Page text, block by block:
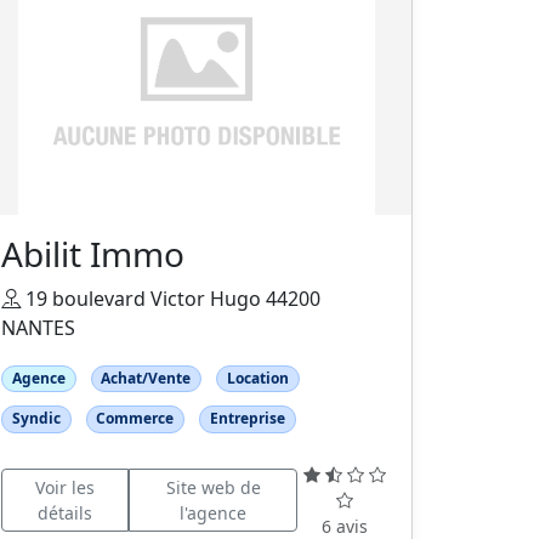
Abilit Immo
19 boulevard Victor Hugo 44200
NANTES
Agence Achat/Vente
Location
Syndic
Commerce Entreprise
Voir les
détails
Site web de
l'agence
6 avis